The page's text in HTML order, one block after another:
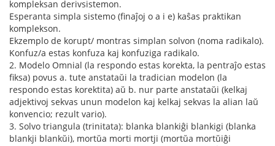
kompleksan derivsistemon.
Esperanta simpla sistemo (finaĵoj o a i e) kaŝas praktikan
komplekson.
Ekzemplo de korupt/ montras simplan solvon (noma radikalo).
Konfuz/a estas konfuza kaj konfuziga radikalo.
2. Modelo Omnial (la respondo estas korekta, la pentraĵo estas
fiksa) povus a. tute anstataŭi la tradician modelon (la
respondo estas korektita) aŭ b. nur parte anstataŭi (kelkaj
adjektivoj sekvas unun modelon kaj kelkaj sekvas la alian laŭ
konvencio; rezult vario).
3. Solvo triangula (trinitata): blanka blankiĝi blankigi (blanka
blankji blankŭi), mortŭa morti mortji (mortŭa mortŭiĝi